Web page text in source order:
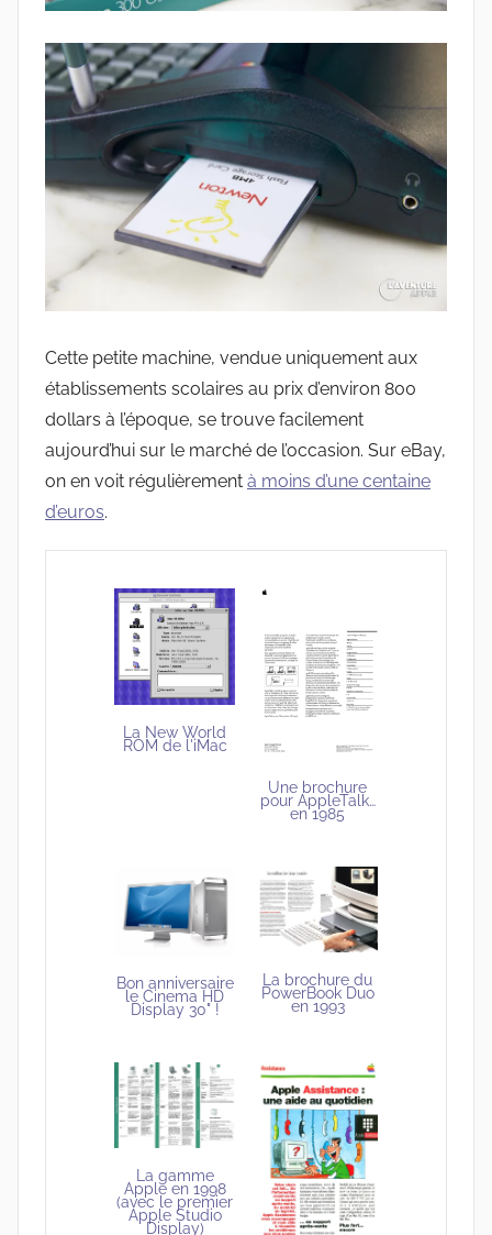
Cette petite machine, vendue uniquement aux
établissements scolaires au prix d’environ 800
dollars à l’époque, se trouve facilement
aujourd’hui sur le marché de l’occasion. Sur eBay,
on en voit régulièrement à moins d’une centaine
d’euros.
La New World
ROM de l'iMac
Une brochure
pour AppleTalk…
en 1985
Bon anniversaire
le Cinema HD
Display 30" !
La brochure du
PowerBook Duo
en 1993
La gamme
Apple en 1998
(avec le premier
Apple Studio
Display)